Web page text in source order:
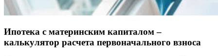
Ипотека с материнским капиталом –
калькулятор расчета первоначального взноса